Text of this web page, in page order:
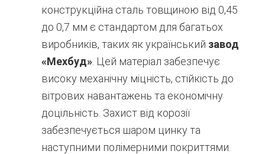
конструкційна сталь товщиною від 0,45
до 0,7 мм є стандартом для багатьох
виробників, таких як український завод
«Мехбуд» Цей матеріал забезпечує
високу механічну міцність, стійкість до
вітрових навантажень та економічну
доцільність. Захист від корозії
забезпечується шаром цинку та
наступними полімерними покриттями.